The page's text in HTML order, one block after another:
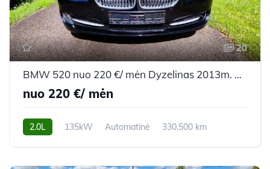
20
BMW 520 nuo 220 €/ mėn Dyzelinas 2013m. Universalas Automatinė
nuo 220 €/ mėn
2.0L 135kW Automatinė
330,500 km